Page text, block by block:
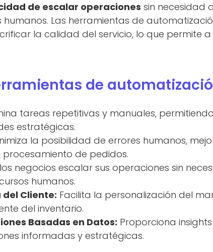
de escalar operaciones sin necesidad
Las herramientas de
la calidad del servicio, lo que permite
de
tareas repetitivas y manuales,
estratégicas.
la posibilidad de errores humanos,
de pedidos.
negocios escalar sus operaciones sin
humanos.
del Cliente: Facilita la personalización del
del inventario.
Basadas en Datos: Proporciona
informadas y estratégicas.